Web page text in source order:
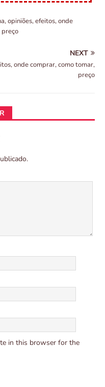
opiniões, efeitos, onde
preço
NEXT
onde comprar, como tomar,
preço
in this browser for the